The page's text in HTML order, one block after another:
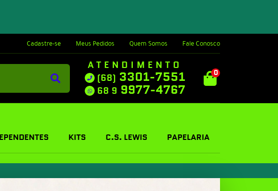
Cadastre-se Meus Pedidos Quem Somos Fale Conosco
ATENDIMENTO
(68) 3301-7551
68 9 9977-4767
0
KITS C.S. LEWIS PAPELARIA